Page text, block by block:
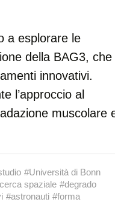
a esplorare le
della BAG3, che
innovativi.
l’approccio al
muscolare
#Università di Bonn
spaziale #degrado
#astronauti #forma